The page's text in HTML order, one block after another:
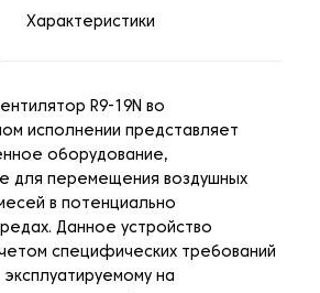
Характеристики
R9-19N во
исполнении представляет
оборудование,
для перемещения воздушных
в потенциально
Данное устройство
специфических требований
на